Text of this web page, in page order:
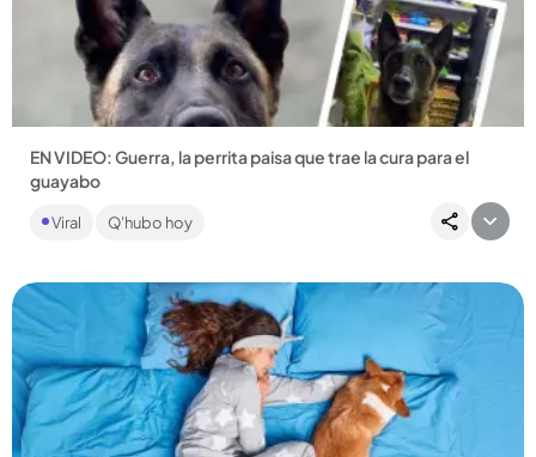
Compartir Noticia
EN VIDEO: Guerra, la perrita paisa que trae la cura para el
guayabo
Vive en Marinilla con su familia de humanos y es considerada
por sus seguidores como la perrita más inteligente de
Viral Q'hubo hoy
Compartir Noticia